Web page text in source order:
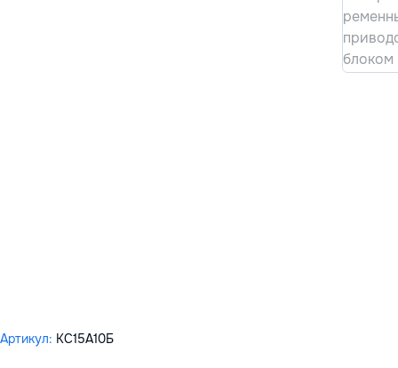
Артикул: КС15А10Б